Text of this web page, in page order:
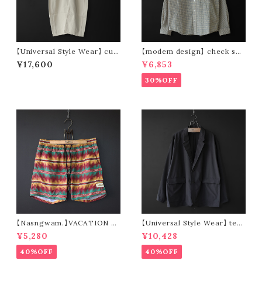
【Universal Style Wear】 cur
ve painter pants (off white)
¥17,600
【modem design】 check see
rsucker standard shirt (bei
ge)
¥6,853
30%OFF
【Nasngwam.】VACATION S
HORTS (green)
¥5,280
40%OFF
【Universal Style Wear】 tec
jacket (black)
¥10,428
40%OFF